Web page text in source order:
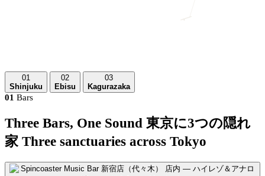
01
Shinjuku
02
Ebisu
03
Kagurazaka
01 Bars
Three Bars, One Sound 東京に3つの隠れ
家 Three sanctuaries across Tokyo